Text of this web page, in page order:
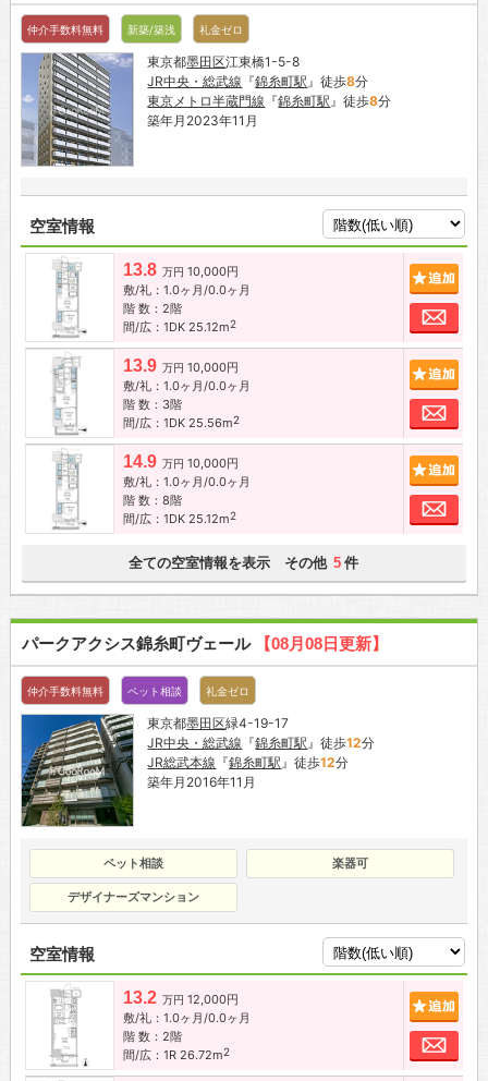
仲介手数料無料 新築/築浅 礼金ゼロ
東京都墨田区江東橋1-5-8
JR中央・総武線 『錦糸町駅 』徒歩8分
東京メトロ半蔵門線 『錦糸町駅 』徒歩8分
築年月2023年11月
空室情報
13.8 万円 10,000円
敷/礼：1.0ヶ月/0.0ヶ月
階 数：2階
間/広：1DK 25.12m2
お
13.9 万円 10,000円
敷/礼：1.0ヶ月/0.0ヶ月
階 数：3階
間/広：1DK 25.56m2
お
14.9 万円 10,000円
敷/礼：1.0ヶ月/0.0ヶ月
階 数：8階
間/広：1DK 25.12m2
お
全ての空室情報を表示 その他 5 件
パークアクシス錦糸町ヴェール 【08月08日更新】
仲介手数料無料 ペット相談 礼金ゼロ
東京都墨田区緑4-19-17
JR中央・総武線 『錦糸町駅 』徒歩12分
JR総武本線 『錦糸町駅 』徒歩12分
築年月2016年11月
ペット相談 楽器可
デザイナーズマンション
空室情報
13.2 万円 12,000円
敷/礼：1.0ヶ月/0.0ヶ月
階 数：2階
間/広：1R 26.72m2
お